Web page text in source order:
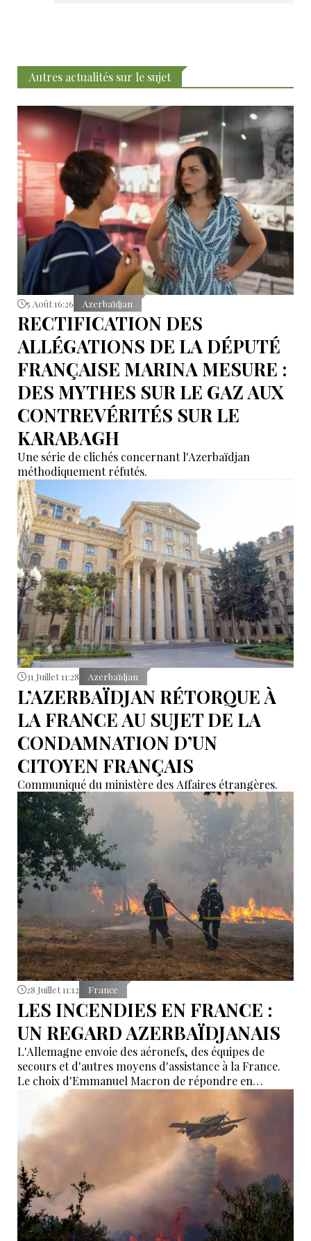
Autres actualités sur le sujet
5 Août 16:26 Azerbaïdjan
RECTIFICATION DES
ALLÉGATIONS DE LA DÉPUTÉ
FRANÇAISE MARINA MESURE :
DES MYTHES SUR LE GAZ AUX
CONTREVÉRITÉS SUR LE
KARABAGH
Une série de clichés concernant l'Azerbaïdjan
méthodiquement réfutés.
31 Juillet 11:28 Azerbaïdjan
L’AZERBAÏDJAN RÉTORQUE À
LA FRANCE AU SUJET DE LA
CONDAMNATION D’UN
CITOYEN FRANÇAIS
Communiqué du ministère des Affaires étrangères.
28 Juillet 11:12 France
LES INCENDIES EN FRANCE :
UN REGARD AZERBAÏDJANAIS
L'Allemagne envoie des aéronefs, des équipes de
secours et d'autres moyens d'assistance à la France.
Le choix d'Emmanuel Macron de répondre en
allemand a eu une portée symbolique.